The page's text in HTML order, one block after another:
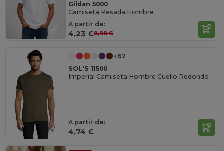
Gildan 5000
Camiseta Pesada Hombre
A partir de:
4,23 €8,98 €
+62
SOL'S 11500
Imperial Camiseta Hombre Cuello Redondo
A partir de:
4,74 €